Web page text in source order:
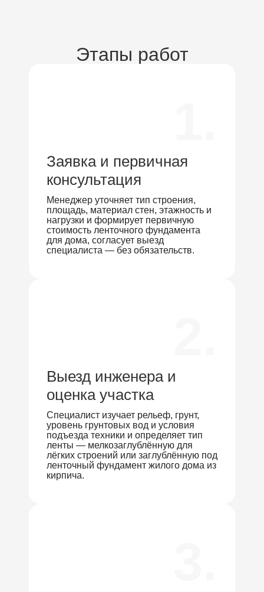
Этапы работ
Заявка и первичная
консультация
Менеджер уточняет тип строения,
площадь, материал стен, этажность и
нагрузки и формирует первичную
стоимость ленточного фундамента
для дома, согласует выезд
специалиста — без обязательств.
Выезд инженера и
оценка участка
Специалист изучает рельеф, грунт,
уровень грунтовых вод и условия
подъезда техники и определяет тип
ленты — мелкозаглублённую для
лёгких строений или заглублённую под
ленточный фундамент жилого дома из
кирпича.